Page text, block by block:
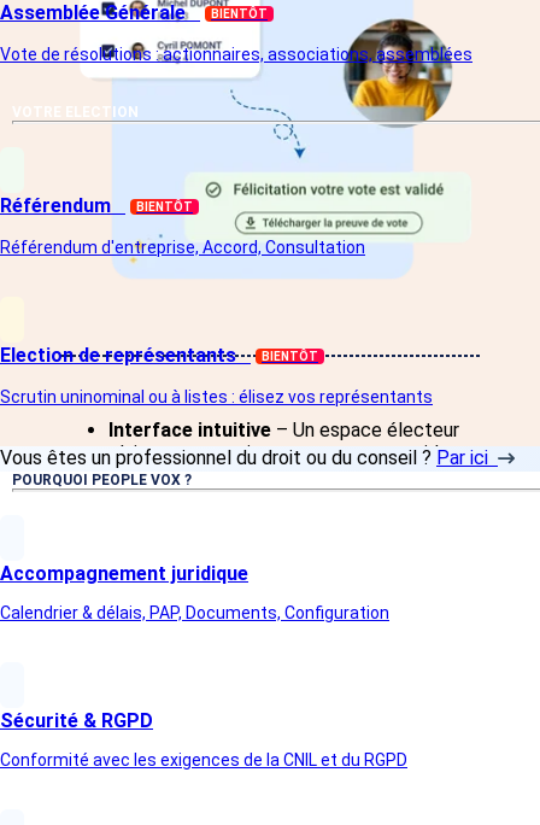
Assemblée Générale BIENTÔT
Vote de résolutions : actionnaires, associations, assemblées
VOTRE ELECTION
Référendum BIENTÔT
Référendum d'entreprise, Accord, Consultation
Election de représentants BIENTÔT
Scrutin uninominal ou à listes : élisez vos représentants
Vous êtes un professionnel du droit ou du conseil ? Par ici
POURQUOI PEOPLE VOX ?
Accompagnement juridique
Calendrier & délais, PAP, Documents, Configuration
Sécurité & RGPD
Conformité avec les exigences de la CNIL et du RGPD
Interface intuitive – Un espace électeur
clair et ergonomique pour un vote rapide et
sans friction.
Vote en mobilité– Compatible sur
dépôt de son vote, garantissant sa prise en
compte.